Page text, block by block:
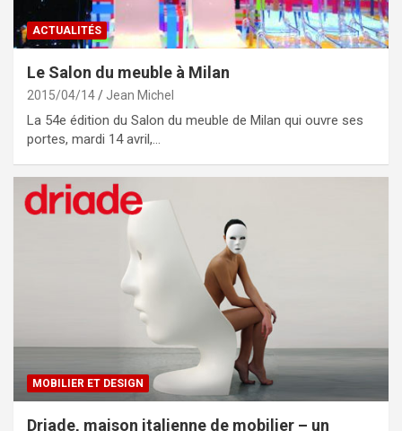
ACTUALITÉS
Le Salon du meuble à Milan
2015/04/14 Jean Michel
La 54e édition du Salon du meuble de Milan qui ouvre ses
portes, mardi 14 avril,…
MOBILIER ET DESIGN
Driade, maison italienne de mobilier – un